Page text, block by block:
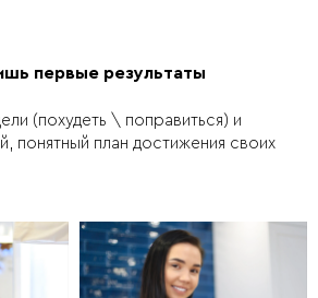
первые результаты
(похудеть \ поправиться) и
понятный план достижения своих